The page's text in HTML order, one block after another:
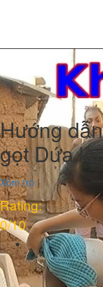
Hướng
gọt Dứa
Xóm trọ |
Rating:
0/10